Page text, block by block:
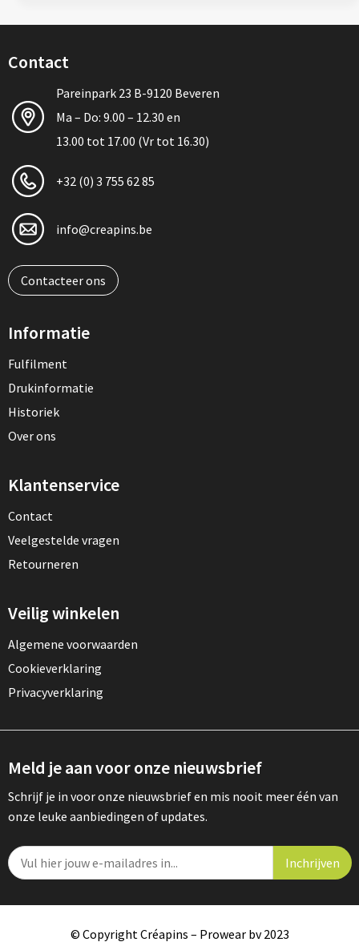
Contact
Pareinpark 23 B-9120 Beveren
Ma – Do: 9.00 – 12.30 en
13.00 tot 17.00 (Vr tot 16.30)
+32 (0) 3 755 62 85
info@creapins.be
Contacteer ons
Informatie
Fulfilment
Drukinformatie
Historiek
Over ons
Klantenservice
Contact
Veelgestelde vragen
Retourneren
Veilig winkelen
Algemene voorwaarden
Cookieverklaring
Privacyverklaring
Meld je aan voor onze nieuwsbrief
Schrijf je in voor onze nieuwsbrief en mis nooit meer één van
onze leuke aanbiedingen of updates.
© Copyright Créapins – Prowear bv 2023